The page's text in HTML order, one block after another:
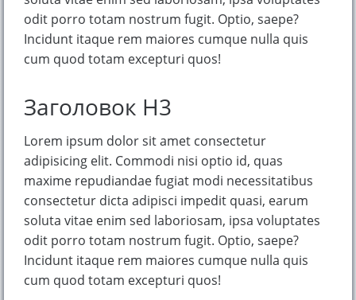
odit porro totam nostrum fugit. Optio, saepe?
Incidunt itaque rem maiores cumque nulla quis
cum quod totam excepturi quos!
Заголовок H3
Lorem ipsum dolor sit amet consectetur
adipisicing elit. Commodi nisi optio id, quas
maxime repudiandae fugiat modi necessitatibus
consectetur dicta adipisci impedit quasi, earum
soluta vitae enim sed laboriosam, ipsa voluptates
odit porro totam nostrum fugit. Optio, saepe?
Incidunt itaque rem maiores cumque nulla quis
cum quod totam excepturi quos!